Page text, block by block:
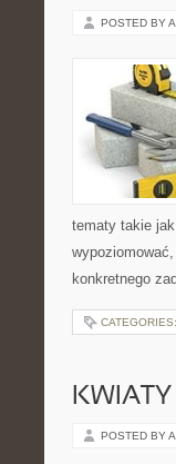
POSTED BY
tematy takie
konkretnego
CATEGORIES:
POSTED BY